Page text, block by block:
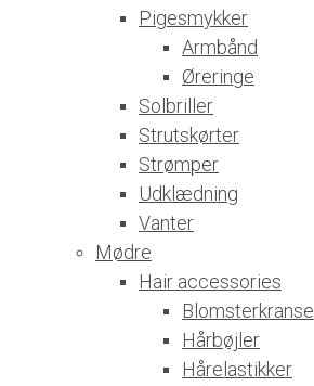
Pigesmykker
Armbånd
Øreringe
Solbriller
Strutskørter
Strømper
Udklædning
Vanter
Mødre
Hair accessories
Blomsterkranse
Hårbøjler
Hårelastikker